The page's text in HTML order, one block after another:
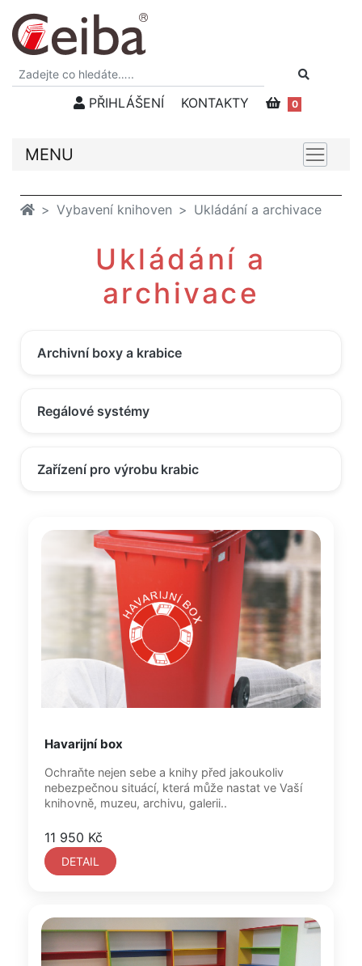
PŘIHLÁŠENÍ KONTAKTY 0
MENU
Vybavení knihoven Ukládání a archivace
Ukládání a
archivace
Archivní boxy a krabice
Regálové systémy
Zařízení pro výrobu krabic
Havarijní box
Ochraňte nejen sebe a knihy před jakoukoliv
nebezpečnou situácí, která může nastat ve Vaší
11 950 Kč
DETAIL